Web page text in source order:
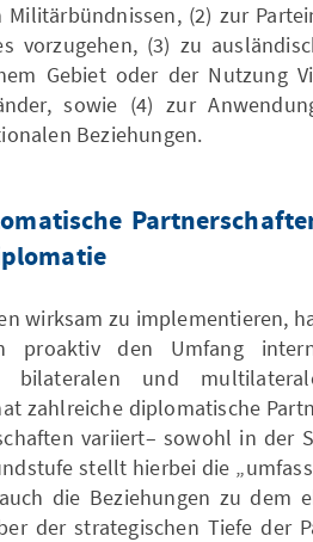
Militärbündnissen, (2) zur
vorzugehen, (3) zu
Gebiet oder der Nutzung
sowie (4) zur
Beziehungen.
wirksam zu implementieren,
proaktiv den Umfang
bilateralen und
zahlreiche diplomatische
variiert– sowohl in der
stellt hierbei die
die Beziehungen zu dem
der strategischen Tiefe der